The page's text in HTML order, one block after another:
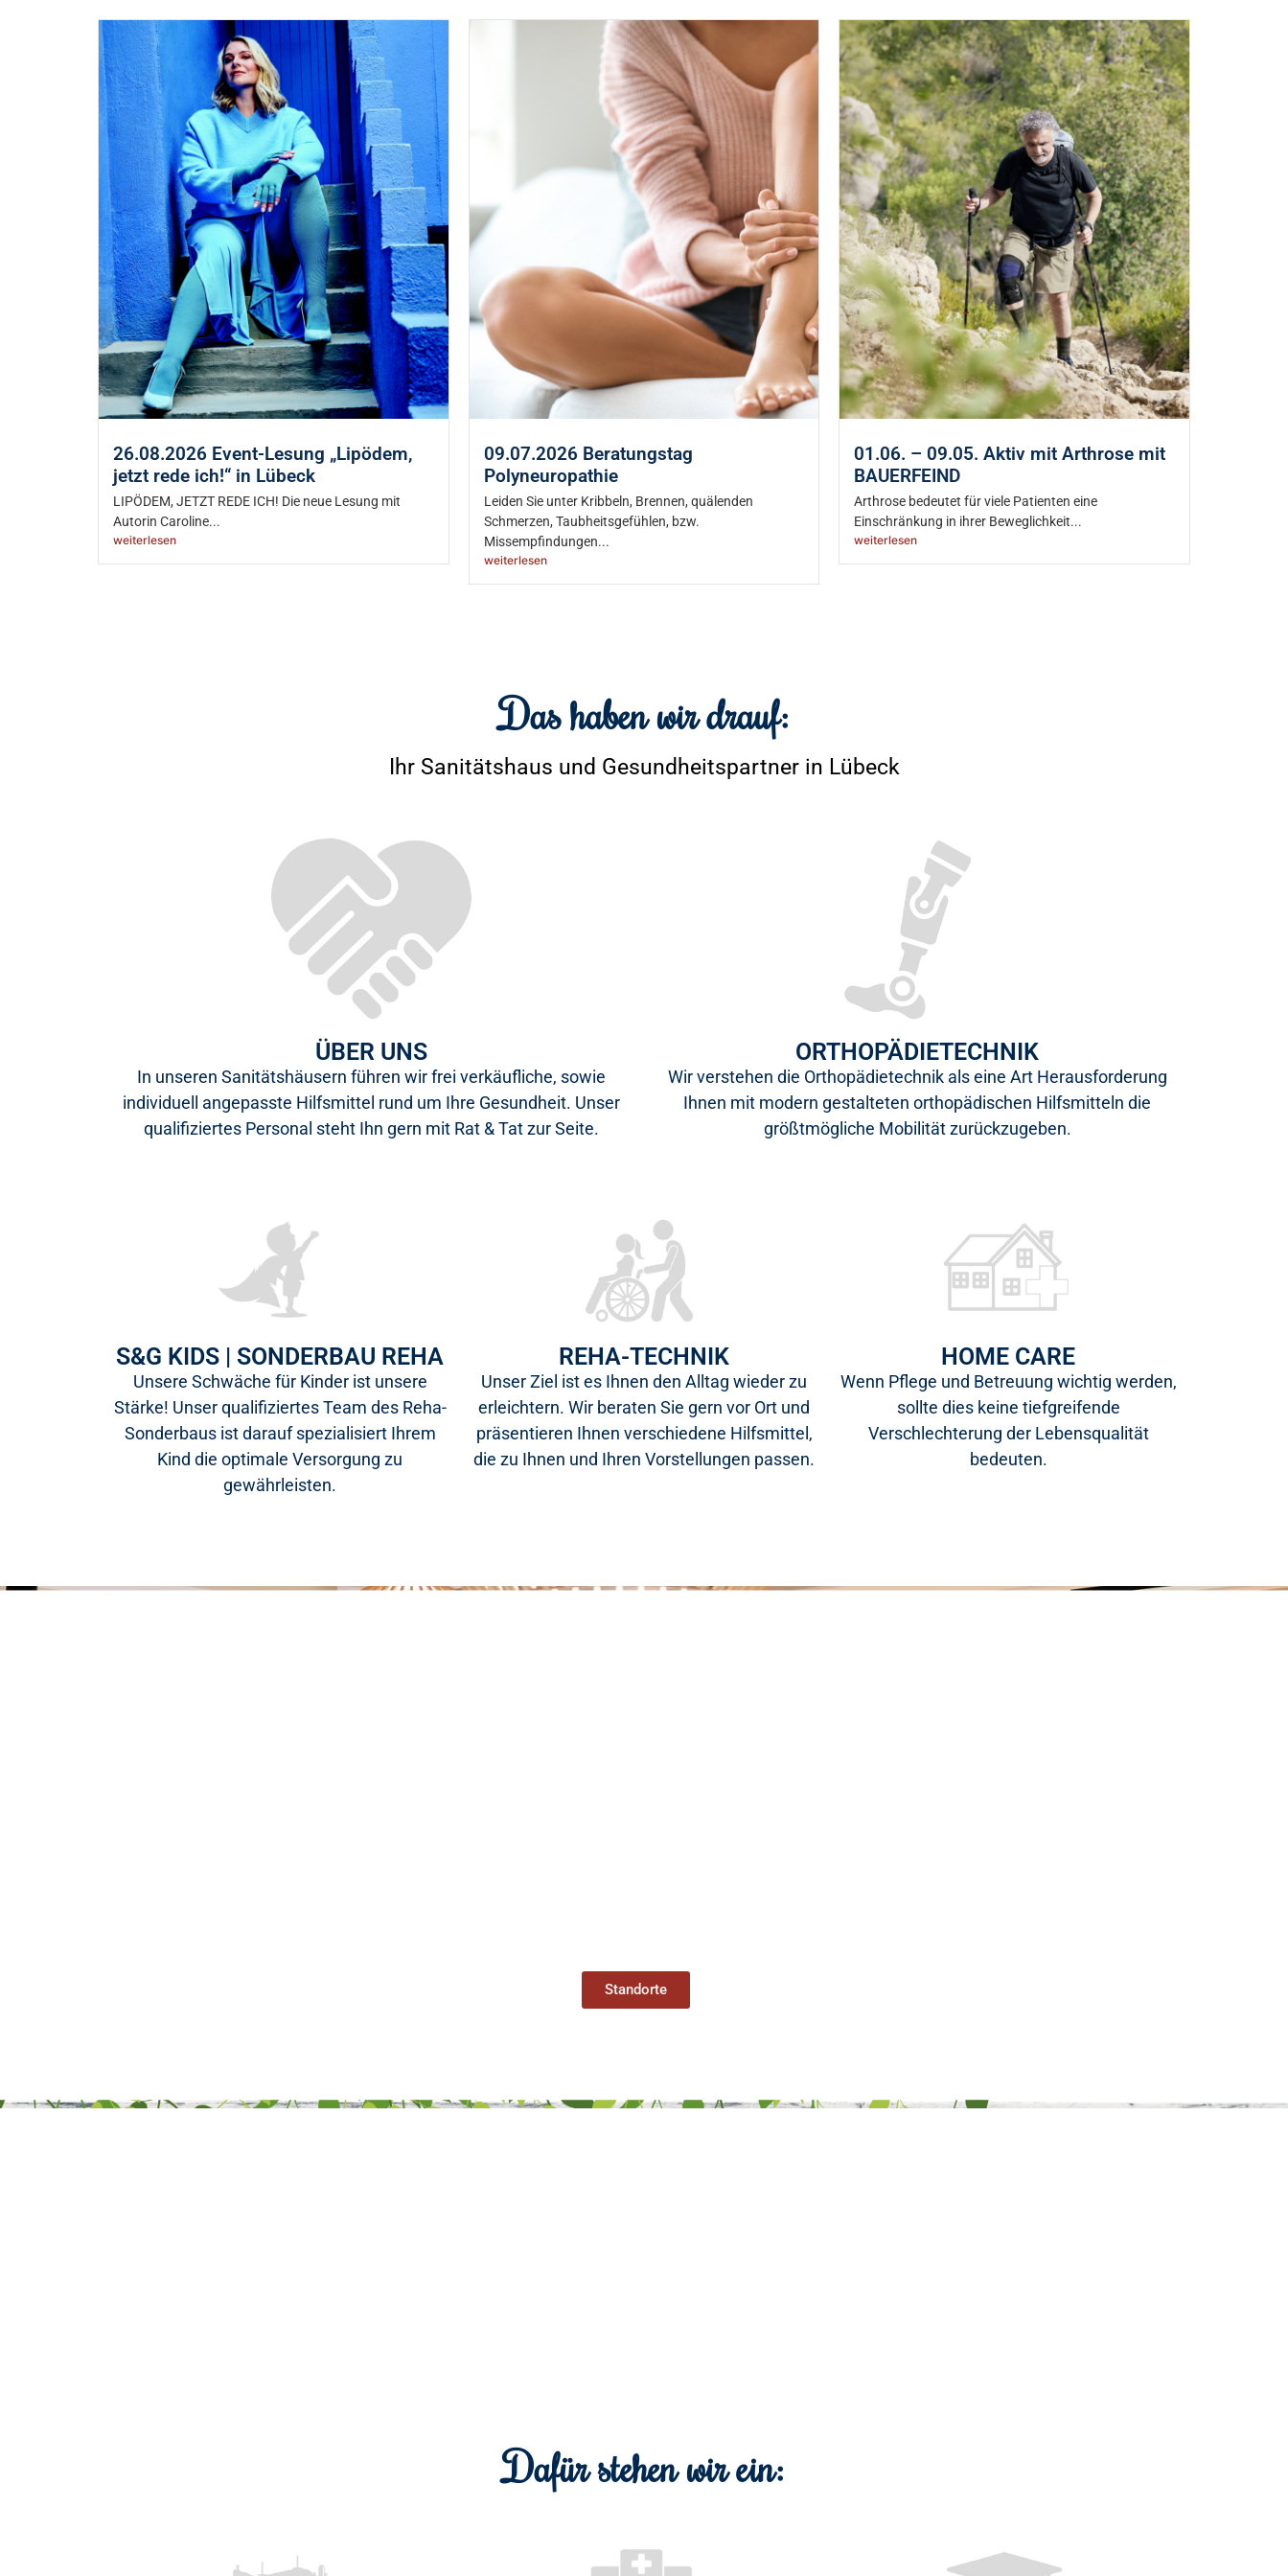
26.08.2026 Event-Lesung „Lipödem,
jetzt rede ich!“ in Lübeck
LIPÖDEM, JETZT REDE ICH! Die neue Lesung mit
Autorin Caroline...
weiterlesen
09.07.2026 Beratungstag
Polyneuropathie
Leiden Sie unter Kribbeln, Brennen, quälenden
Schmerzen, Taubheitsgefühlen, bzw.
Missempfindungen...
weiterlesen
01.06. – 09.05. Aktiv mit Arthrose mit
BAUERFEIND
Arthrose bedeutet für viele Patienten eine
Einschränkung in ihrer Beweglichkeit...
weiterlesen
Das haben wir drauf:
Ihr Sanitätshaus und Gesundheitspartner in Lübeck
ÜBER UNS
In unseren Sanitätshäusern führen wir frei verkäufliche, sowie
individuell angepasste Hilfsmittel rund um Ihre Gesundheit. Unser
qualifiziertes Personal steht Ihn gern mit Rat & Tat zur Seite.
ORTHOPÄDIETECHNIK
Wir verstehen die Orthopädietechnik als eine Art Herausforderung
Ihnen mit modern gestalteten orthopädischen Hilfsmitteln die
größtmögliche Mobilität zurückzugeben.
S&G KIDS | SONDERBAU REHA
Unsere Schwäche für Kinder ist unsere
Stärke! Unser qualifiziertes Team des Reha-
Sonderbaus ist darauf spezialisiert Ihrem
Kind die optimale Versorgung zu
gewährleisten.
REHA-TECHNIK
Unser Ziel ist es Ihnen den Alltag wieder zu
erleichtern. Wir beraten Sie gern vor Ort und
präsentieren Ihnen verschiedene Hilfsmittel,
die zu Ihnen und Ihren Vorstellungen passen.
HOME CARE
Wenn Pflege und Betreuung wichtig werden,
sollte dies keine tiefgreifende
Verschlechterung der Lebensqualität
bedeuten.
Standorte
Dafür stehen wir ein: